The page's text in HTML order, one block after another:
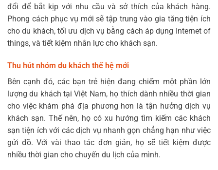
đổi để bắt kịp với nhu cầu và sở thích của khách hàng.
Phong cách phục vụ mới sẽ tập trung vào gia tăng tiện ích
cho du khách, tối ưu dịch vụ bằng cách áp dụng Internet of
things, và tiết kiệm nhân lực cho khách sạn.
Thu hút nhóm du khách thế hệ mới
Bên cạnh đó, các bạn trẻ hiện đang chiếm một phần lớn
lượng du khách tại Việt Nam, họ thích dành nhiều thời gian
cho việc khám phá địa phương hơn là tận hưởng dịch vụ
khách sạn. Thế nên, họ có xu hướng tìm kiếm các khách
sạn tiện ích với các dịch vụ nhanh gọn chẳng hạn như việc
gửi đồ. Với vài thao tác đơn giản, họ sẽ tiết kiệm được
nhiều thời gian cho chuyến du lịch của mình.